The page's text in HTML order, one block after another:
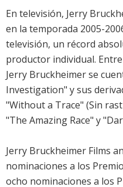
En televisión, Jerry
en la temporada 2005-
televisión, un récord
productor individual.
Jerry Bruckheimer se
Investigation" y sus
"Without a Trace" (Sin
"The Amazing Race" y
Jerry Bruckheimer Films
nominaciones a los
ocho nominaciones a los